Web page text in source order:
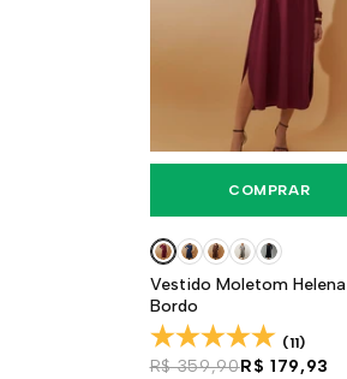
COMPRAR
Vestido Moletom Helena
Bordo
(11)
R$ 359,90R$ 179,93